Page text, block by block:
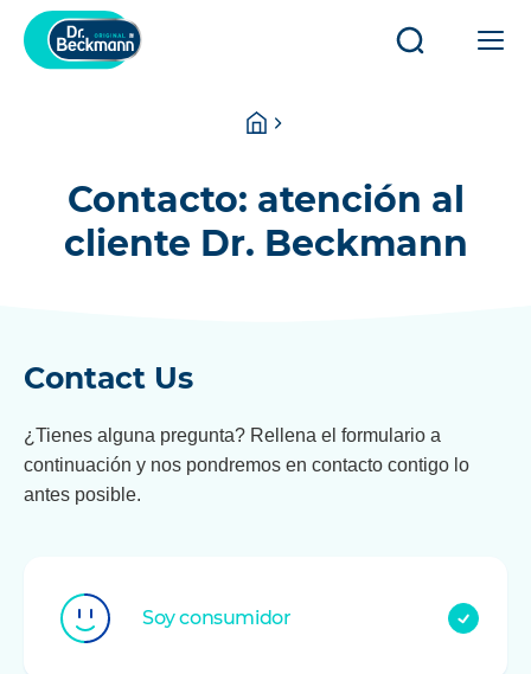
Abrir/cerrar
Homepage
Contacto: atención al
cliente Dr. Beckmann
Contact Us
¿Tienes alguna pregunta? Rellena el formulario a
continuación y nos pondremos en contacto contigo lo
antes posible.
Soyconsumidor